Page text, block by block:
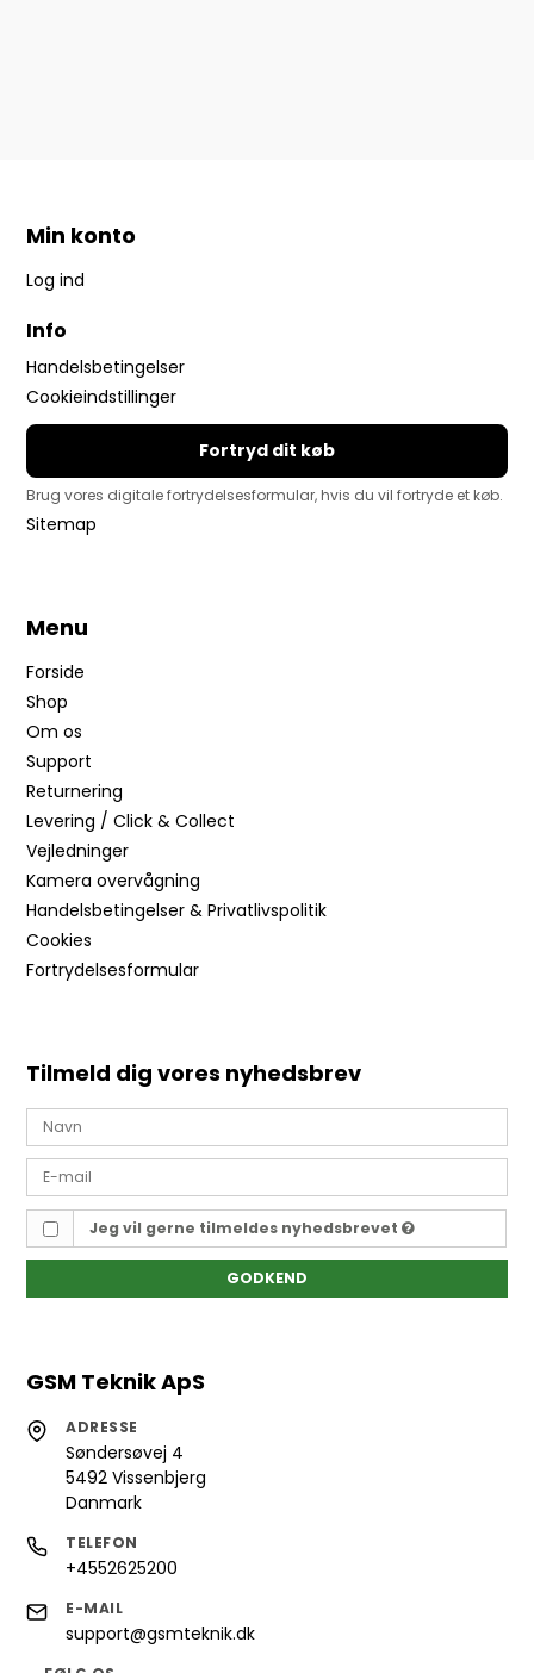
Min konto
Log ind
Info
Handelsbetingelser
Cookieindstillinger
Fortryd dit køb
Brug vores digitale fortrydelsesformular, hvis du vil fortryde et køb.
Sitemap
Menu
Forside
Shop
Om os
Support
Returnering
Levering / Click & Collect
Vejledninger
Kamera overvågning
Handelsbetingelser & Privatlivspolitik
Cookies
Fortrydelsesformular
Tilmeld dig vores nyhedsbrev
Jeg vil gerne tilmeldes nyhedsbrevet
GODKEND
GSM Teknik ApS
ADRESSE
Søndersøvej 4
5492 Vissenbjerg
Danmark
TELEFON
+4552625200
E-MAIL
support@gsmteknik.dk